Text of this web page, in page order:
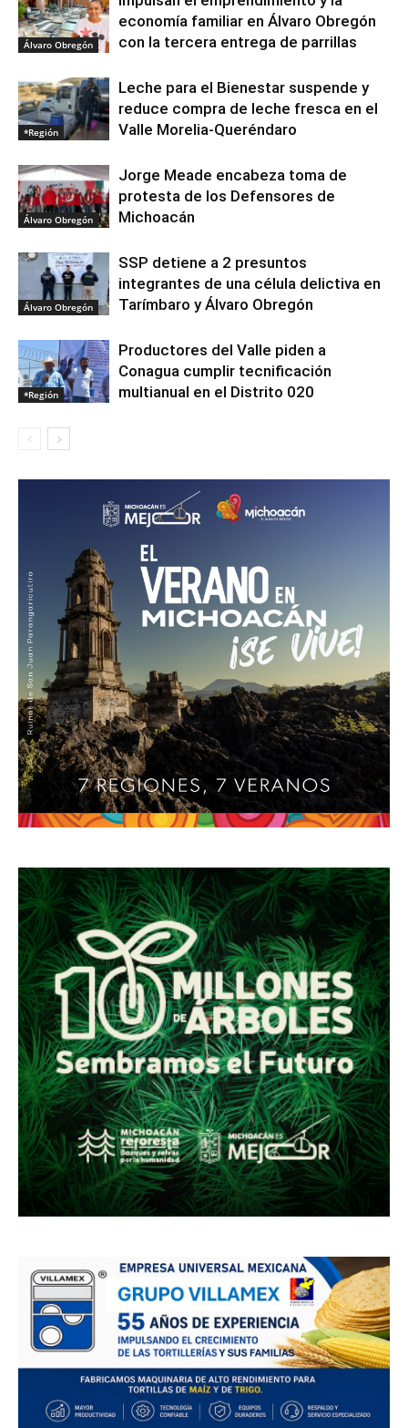
Álvaro Obregón
economía familiar en Álvaro Obregón
con la tercera entrega de parrillas
*Región
Leche para el Bienestar suspende y
reduce compra de leche fresca en el
Valle Morelia-Queréndaro
Álvaro Obregón
Jorge Meade encabeza toma de
protesta de los Defensores de
Michoacán
Álvaro Obregón
SSP detiene a 2 presuntos
integrantes de una célula delictiva en
Tarímbaro y Álvaro Obregón
*Región
Productores del Valle piden a
Conagua cumplir tecnificación
multianual en el Distrito 020